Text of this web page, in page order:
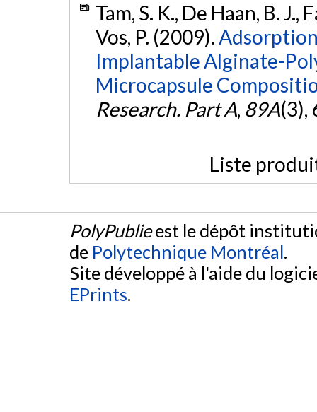
Tam, S. K., De Haan, B. J.,
Vos, P. (2009).
Implantable Alginate-
Microcapsule
Research. Part A, 89A(3),
Liste
PolyPublieest le dépôt
de Polytechnique Montréal.
Site développé à l'aide du
EPrints.